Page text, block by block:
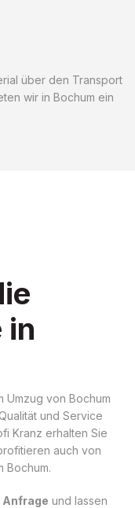
über den Transport
wir in Bochum ein
in
Umzug von Bochum
und Service
Kranz erhalten Sie
auch von
Bochum.
und lassen